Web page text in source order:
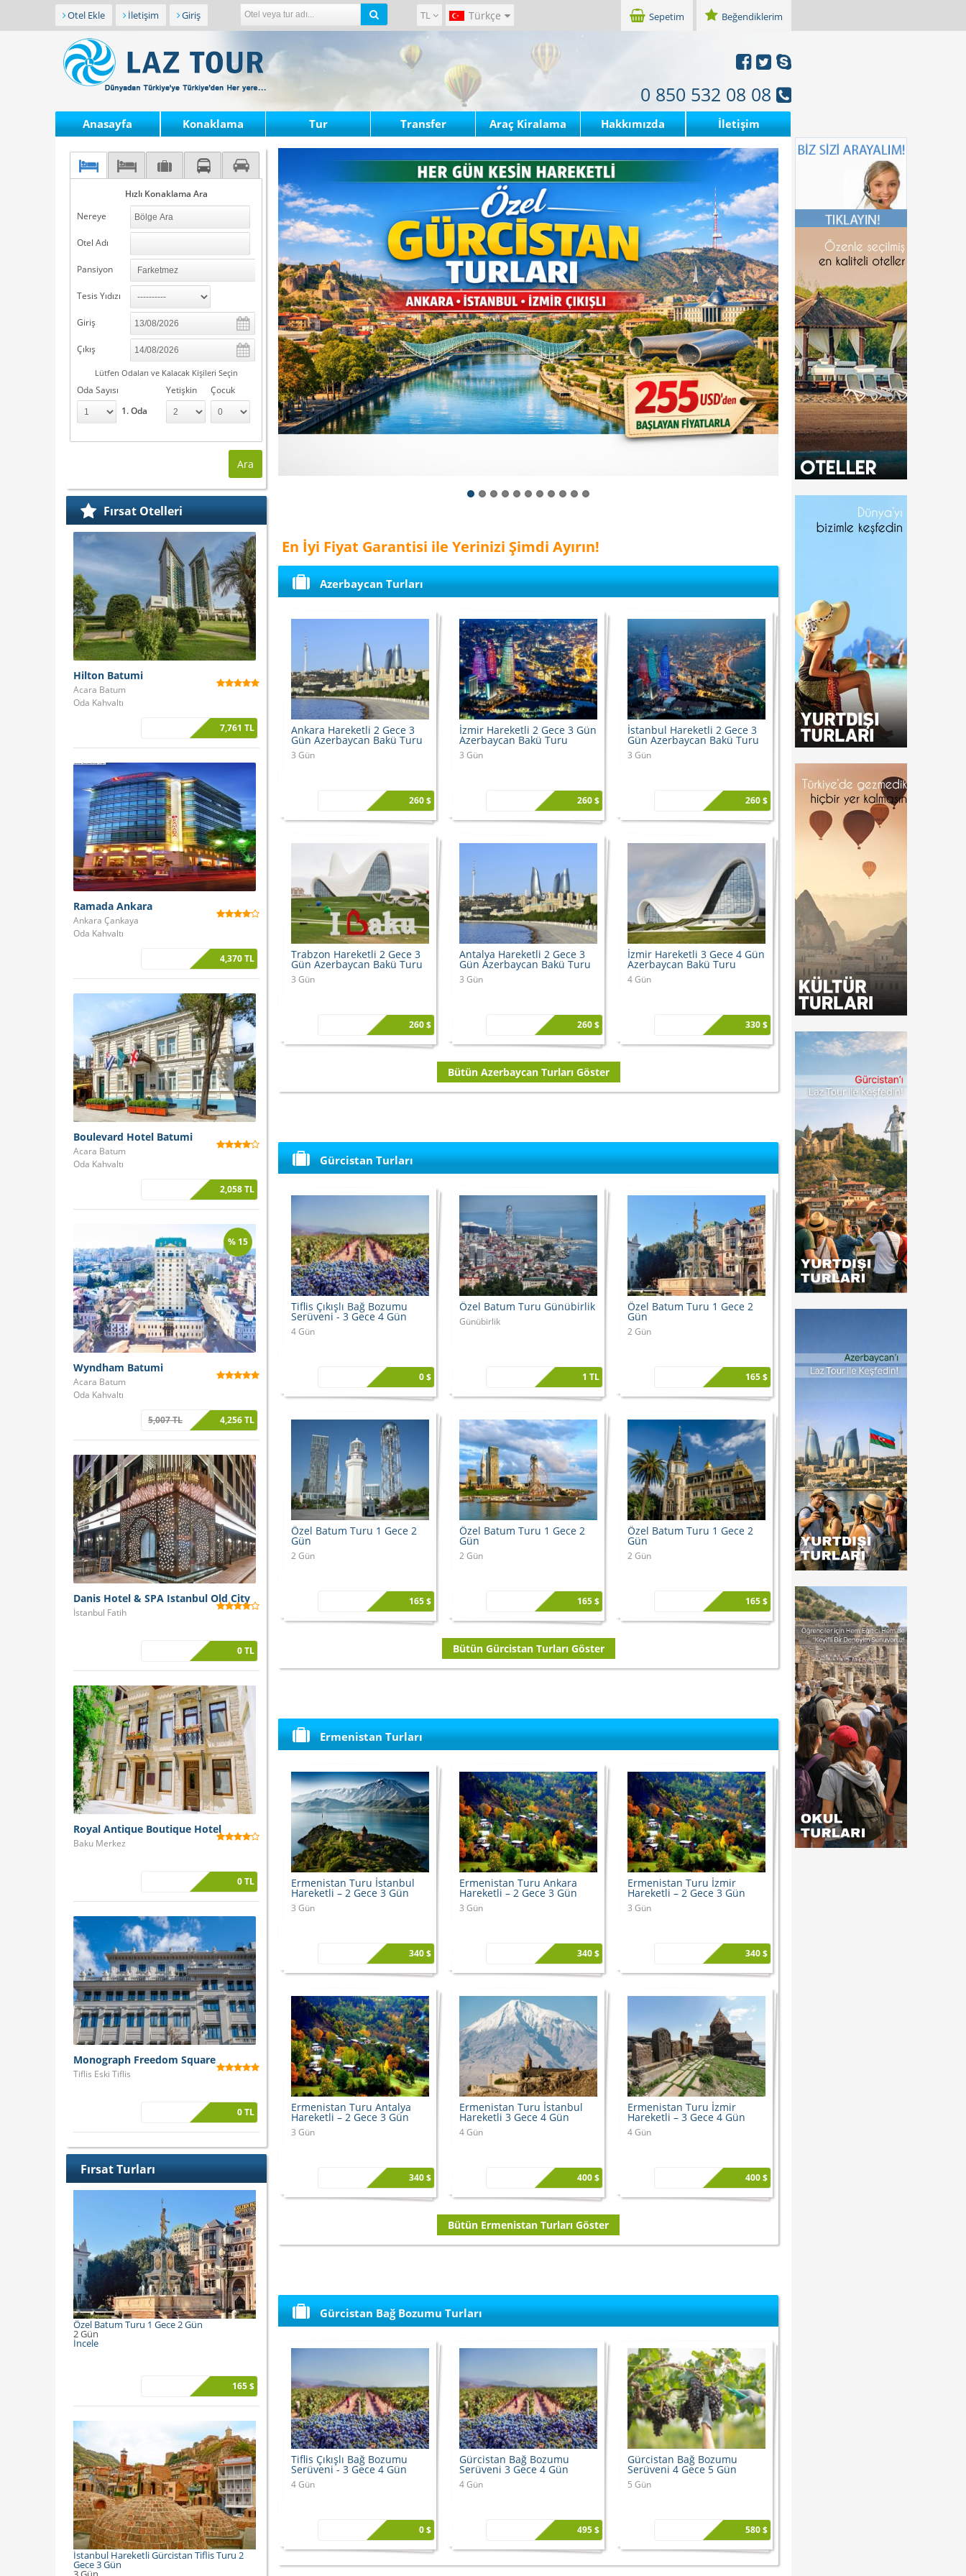
Otel Ekle İletişim Giriş TL Türkçe Beğendiklerim
Sepetim
0 850 532 08 08
Anasayfa Konaklama Tur Transfer Araç Kiralama Hakkımızda İletişim
Hızlı Konaklama Ara
Nereye
Otel Adı
Pansiyon
Tesis Yıdızı
Giriş
Çıkış
Lütfen Odaları ve Kalacak Kişileri Seçin
Oda Sayısı Yetişkin
Çocuk
1. Oda
Ara
Fırsat Otelleri
Hilton Batumi
Acara Batum
Oda Kahvaltı
7,761 TL
Ramada Ankara
Ankara Çankaya
Oda Kahvaltı
4,370 TL
Boulevard Hotel Batumi
Acara Batum
Oda Kahvaltı
2,058 TL
% 15
Wyndham Batumi
Acara Batum
Oda Kahvaltı
5,007 TL 4,256 TL
Danis Hotel & SPA Istanbul Old City
İstanbul Fatih
0 TL
Royal Antique Boutique Hotel
Baku Merkez
0 TL
Monograph Freedom Square
Tiflis Eski Tiflis
0 TL
Fırsat Turları
Özel Batum Turu 1 Gece 2 Gün
2 Gün
165 $
İncele
İstanbul Hareketli Gürcistan Tiflis Turu 2
Gece 3 Gün
En İyi Fiyat Garantisi ile Yerinizi Şimdi Ayırın!
Azerbaycan Turları
Ankara Hareketli 2 Gece 3
Gün Azerbaycan Bakü Turu
3 Gün
260 $
İzmir Hareketli 2 Gece 3 Gün
Azerbaycan Bakü Turu
3 Gün
260 $
İstanbul Hareketli 2 Gece 3
Gün Azerbaycan Bakü Turu
3 Gün
260 $
Trabzon Hareketli 2 Gece 3
Gün Azerbaycan Bakü Turu
3 Gün
260 $
Antalya Hareketli 2 Gece 3
Gün Azerbaycan Bakü Turu
3 Gün
260 $
İzmir Hareketli 3 Gece 4 Gün
Azerbaycan Bakü Turu
4 Gün
330 $
Bütün Azerbaycan Turları Göster
Gürcistan Turları
Tiflis Çıkışlı Bağ Bozumu
Serüveni - 3 Gece 4 Gün
4 Gün
0 $
Özel Batum Turu Günübirlik
Günübirlik
1 TL
Özel Batum Turu 1 Gece 2
Gün
2 Gün
165 $
Özel Batum Turu 1 Gece 2
Gün
2 Gün
165 $
Özel Batum Turu 1 Gece 2
Gün
2 Gün
165 $
Özel Batum Turu 1 Gece 2
Gün
2 Gün
165 $
Bütün Gürcistan Turları Göster
Ermenistan Turları
Ermenistan Turu İstanbul
Hareketli – 2 Gece 3 Gün
3 Gün
340 $
Ermenistan Turu Ankara
Hareketli – 2 Gece 3 Gün
3 Gün
340 $
Ermenistan Turu İzmir
Hareketli – 2 Gece 3 Gün
3 Gün
340 $
Ermenistan Turu Antalya
Hareketli – 2 Gece 3 Gün
3 Gün
340 $
Ermenistan Turu İstanbul
Hareketli 3 Gece 4 Gün
4 Gün
400 $
Ermenistan Turu İzmir
Hareketli – 3 Gece 4 Gün
4 Gün
400 $
Bütün Ermenistan Turları Göster
Gürcistan Bağ Bozumu Turları
Tiflis Çıkışlı Bağ Bozumu
Serüveni - 3 Gece 4 Gün
4 Gün
0 $
Gürcistan Bağ Bozumu
Serüveni 3 Gece 4 Gün
4 Gün
495 $
Gürcistan Bağ Bozumu
Serüveni 4 Gece 5 Gün
5 Gün
580 $